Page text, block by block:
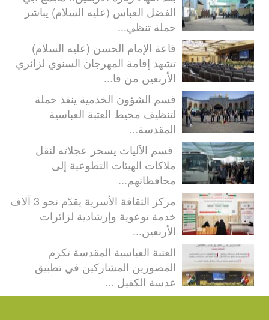
الفضل العباس (عليه السلام) يباشر
حملة تنظي...
قاعة الإمام الحسن (عليه السلام)
تشهد إقامة المهرجان السنوي لزائري
الأربعين من قا...
قسم الشؤون الخدمية ينفذ حملة
لتنظيف محيط العتبة العباسية
المقدسة...
قسم الآليات يسخر عجلاته لنقل
ملاكات الهيئات التطوعية إلى
محافظاتهم...
مركز الثقافة الأسرية يقدّم نحو 3 آلاف
خدمة توعوية وإرشادية لزائرات
الأربعين...
العتبة العباسية المقدسة تكرم
المصورين المشاركين في تطبيق
عدسة الكفيل ...